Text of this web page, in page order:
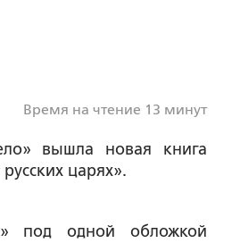
Время на чтение 13 минут
вышла новая книга
царях».
под одной обложкой